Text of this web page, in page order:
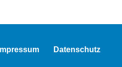
Impressum
Datenschutz